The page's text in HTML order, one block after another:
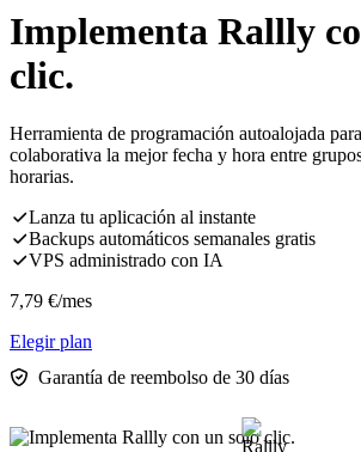
Implementa Rallly
clic.
Herramienta de programación autoalojada
colaborativa la mejor fecha y hora entre
horarias.
Lanza tu aplicación al instante
Backups automáticos semanales gratis
VPS administrado con IA
7,79 €/mes
Elegir plan
Garantía de reembolso de 30 días